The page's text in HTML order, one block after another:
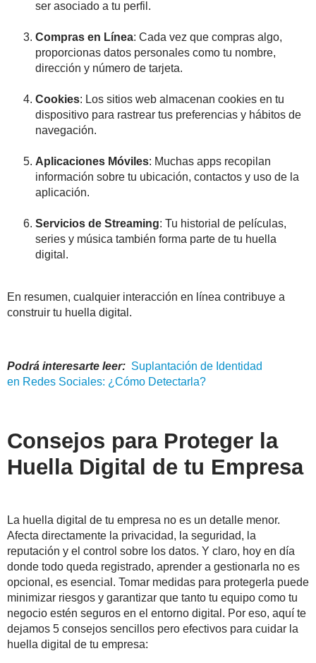
ser asociado a tu perfil.
Compras en Línea: Cada vez que compras algo,
proporcionas datos personales como tu nombre,
dirección y número de tarjeta.
Cookies: Los sitios web almacenan cookies en tu
dispositivo para rastrear tus preferencias y hábitos de
navegación.
Aplicaciones Móviles: Muchas apps recopilan
información sobre tu ubicación, contactos y uso de la
aplicación.
Servicios de Streaming: Tu historial de películas,
series y música también forma parte de tu huella
digital.
En resumen, cualquier interacción en línea contribuye a
construir tu huella digital.
Podrá interesarte leer: Suplantación de Identidad
en Redes Sociales: ¿Cómo Detectarla?
Consejos para Proteger la
Huella Digital de tu Empresa
La huella digital de tu empresa no es un detalle menor.
Afecta directamente la privacidad, la seguridad, la
reputación y el control sobre los datos. Y claro, hoy en día
donde todo queda registrado, aprender a gestionarla no es
opcional, es esencial. Tomar medidas para protegerla puede
minimizar riesgos y garantizar que tanto tu equipo como tu
negocio estén seguros en el entorno digital. Por eso, aquí te
dejamos 5 consejos sencillos pero efectivos para cuidar la
huella digital de tu empresa: